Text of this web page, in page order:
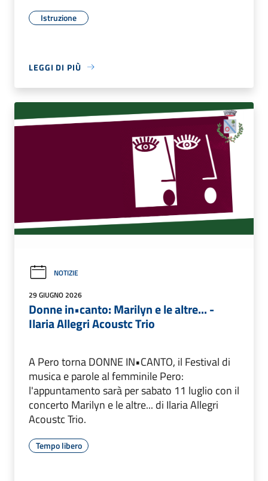
Istruzione
LEGGI DI PIÙ
NOTIZIE
29 GIUGNO 2026
Donne in•canto: Marilyn e le altre... -
Ilaria Allegri Acoustc Trio
A Pero torna DONNE IN•CANTO, il Festival di
musica e parole al femminile Pero:
l'appuntamento sarà per sabato 11 luglio con il
concerto Marilyn e le altre... di Ilaria Allegri
Acoustc Trio.
Tempo libero